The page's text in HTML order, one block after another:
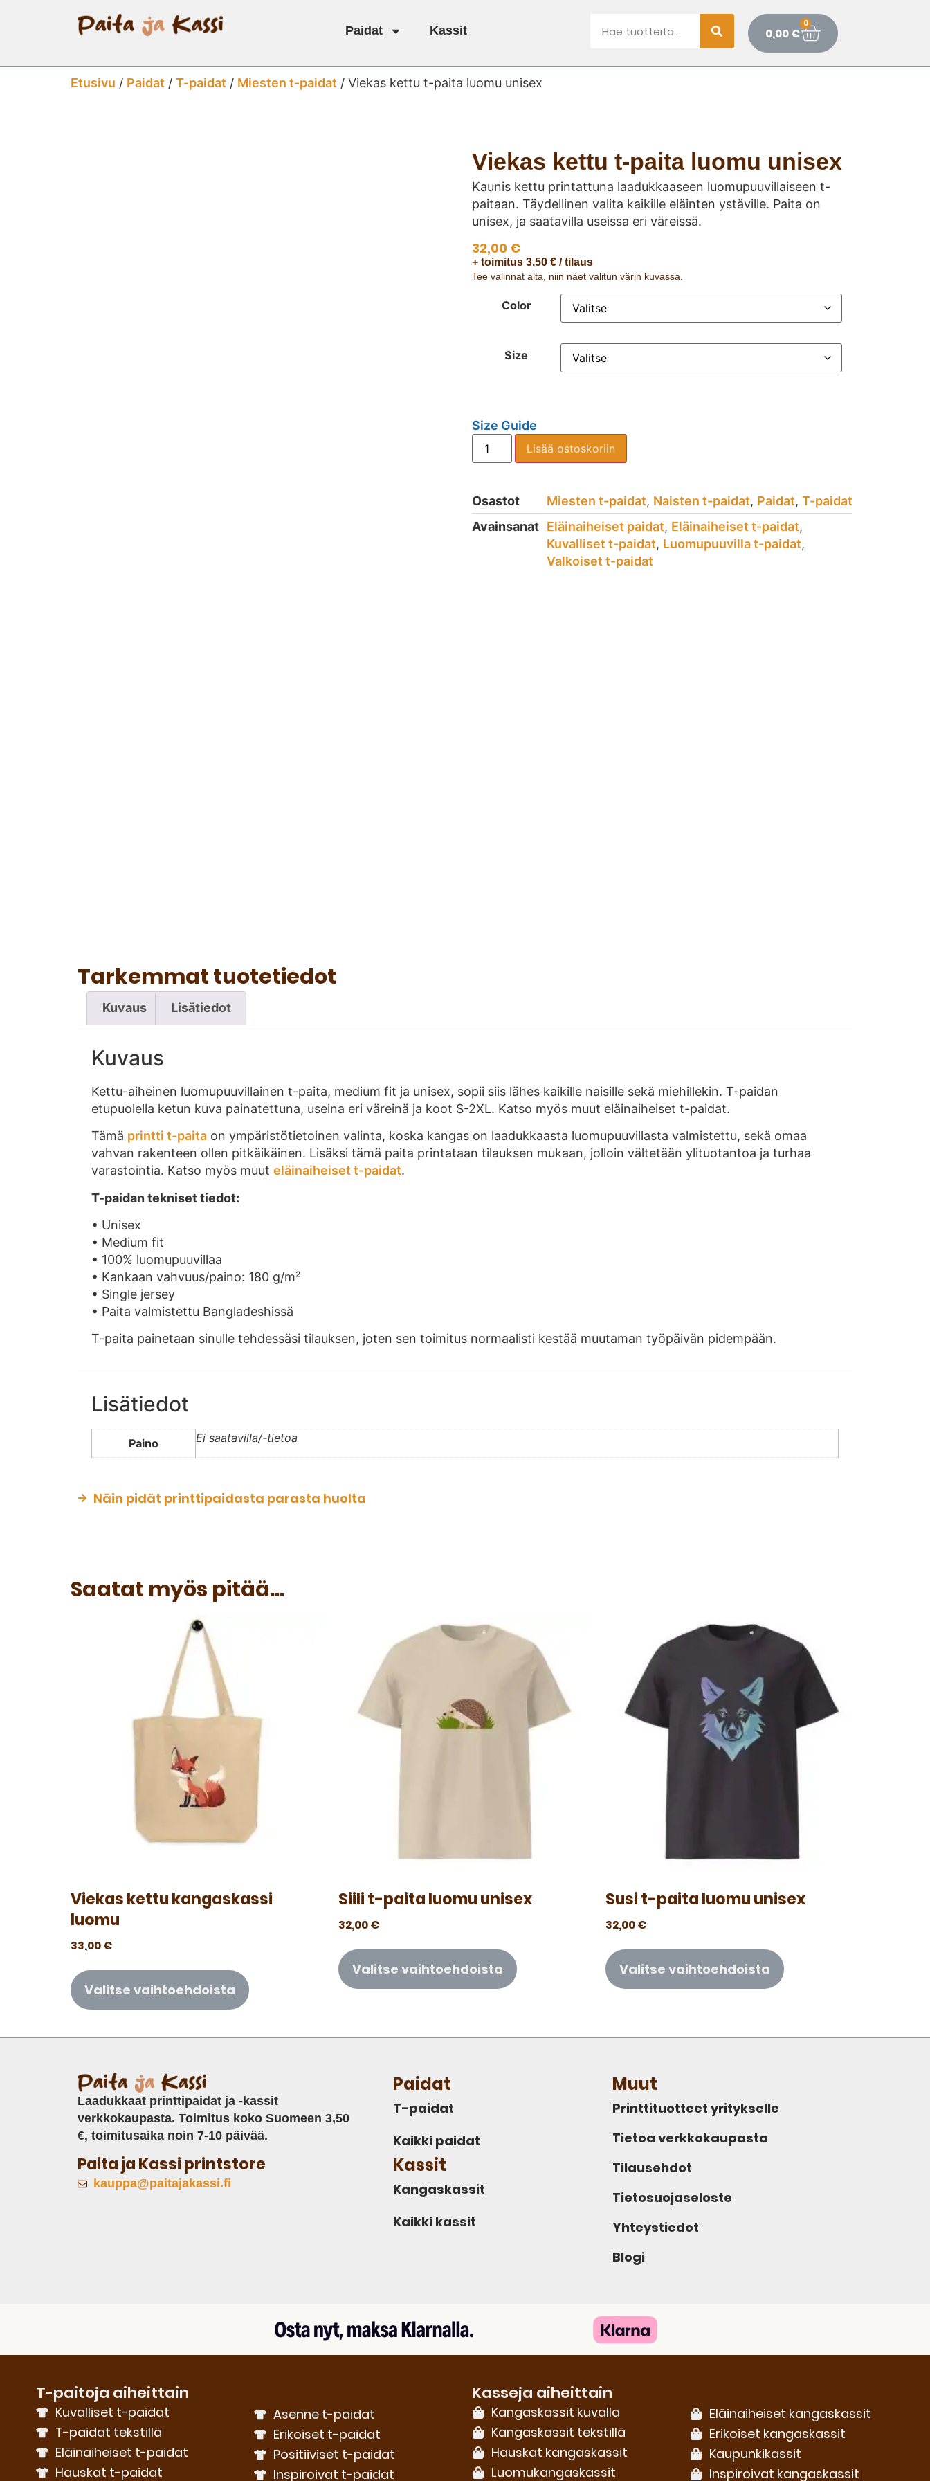
Paidat Kassit 0,00€
0
Etusivu / Paidat / T-paidat / Miesten t-paidat / Viekas kettu t-paita luomu unisex
Viekas kettu t-paita luomu unisex
Kaunis kettu printattuna laadukkaaseen luomupuuvillaiseen t-
paitaan. Täydellinen valita kaikille eläinten ystäville. Paita on
unisex, ja saatavilla useissa eri väreissä.
32,00 €
+ toimitus 3,50 € / tilaus
Tee valinnat alta, niin näet valitun värin kuvassa.
Color
Size
Size Guide
Lisää ostoskoriin
Osastot Miesten t-paidat, Naisten t-paidat, Paidat, T-paidat
Avainsanat Eläinaiheiset paidat, Eläinaiheiset t-paidat,
Kuvalliset t-paidat, Luomupuuvilla t-paidat,
Valkoiset t-paidat
Tarkemmat tuotetiedot
Kuvaus Lisätiedot
Kuvaus
Kettu-aiheinen luomupuuvillainen t-paita, medium fit ja unisex, sopii siis lähes kaikille naisille sekä miehillekin. T-paidan
etupuolella ketun kuva painatettuna, useina eri väreinä ja koot S-2XL. Katso myös muut eläinaiheiset t-paidat.
Tämä printti t-paita on ympäristötietoinen valinta, koska kangas on laadukkaasta luomupuuvillasta valmistettu, sekä omaa
vahvan rakenteen ollen pitkäikäinen. Lisäksi tämä paita printataan tilauksen mukaan, jolloin vältetään ylituotantoa ja turhaa
varastointia. Katso myös muut eläinaiheiset t-paidat.
T-paidan tekniset tiedot:
• Unisex
• Medium fit
• 100% luomupuuvillaa
• Kankaan vahvuus/paino: 180 g/m²
• Single jersey
• Paita valmistettu Bangladeshissä
T-paita painetaan sinulle tehdessäsi tilauksen, joten sen toimitus normaalisti kestää muutaman työpäivän pidempään.
Lisätiedot
Paino Ei saatavilla/-tietoa
Näin pidät printtipaidasta parasta huolta
Saatat myös pitää...
Viekas kettu kangaskassi
luomu
33,00€
Valitse vaihtoehdoista
Siili t-paita luomu unisex
32,00€
Valitse vaihtoehdoista
Susi t-paita luomu unisex
32,00€
Valitse vaihtoehdoista
Laadukkaat printtipaidat ja -kassit
verkkokaupasta. Toimitus koko Suomeen 3,50
€, toimitusaika noin 7-10 päivää.
Paita ja Kassi printstore
kauppa@paitajakassi.fi
Paidat
T-paidat
Kaikki paidat
Kassit
Kangaskassit
Kaikki kassit
Muut
Printtituotteet yritykselle
Tietoa verkkokaupasta
Tilausehdot
Tietosuojaseloste
Yhteystiedot
Blogi
T-paitoja aiheittain
Kuvalliset t-paidat
T-paidat tekstillä
Eläinaiheiset t-paidat
Hauskat t-paidat
Asenne t-paidat
Erikoiset t-paidat
Positiiviset t-paidat
Inspiroivat t-paidat
Kasseja aiheittain
Kangaskassit kuvalla
Kangaskassit tekstillä
Hauskat kangaskassit
Luomu­kangaskassit
Eläinaiheiset kangaskassit
Erikoiset kangaskassit
Kaupunkikassit
Inspiroivat kangaskassit